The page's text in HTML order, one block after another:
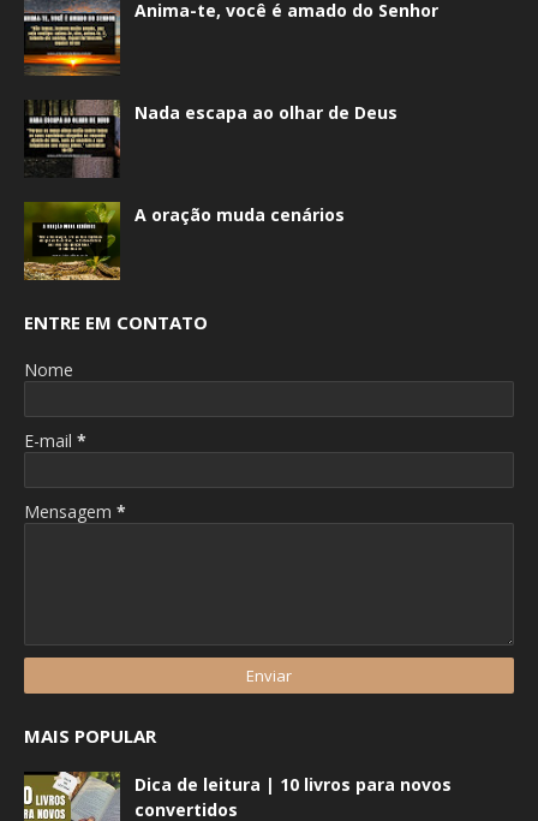
Anima-te, você é amado do Senhor
Nada escapa ao olhar de Deus
A oração muda cenários
ENTRE EM CONTATO
Nome
E-mail *
Mensagem *
MAIS POPULAR
Dica de leitura | 10 livros para novos
convertidos